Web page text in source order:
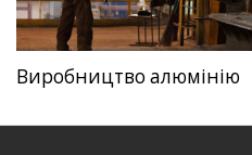
Виробництво алюмінію